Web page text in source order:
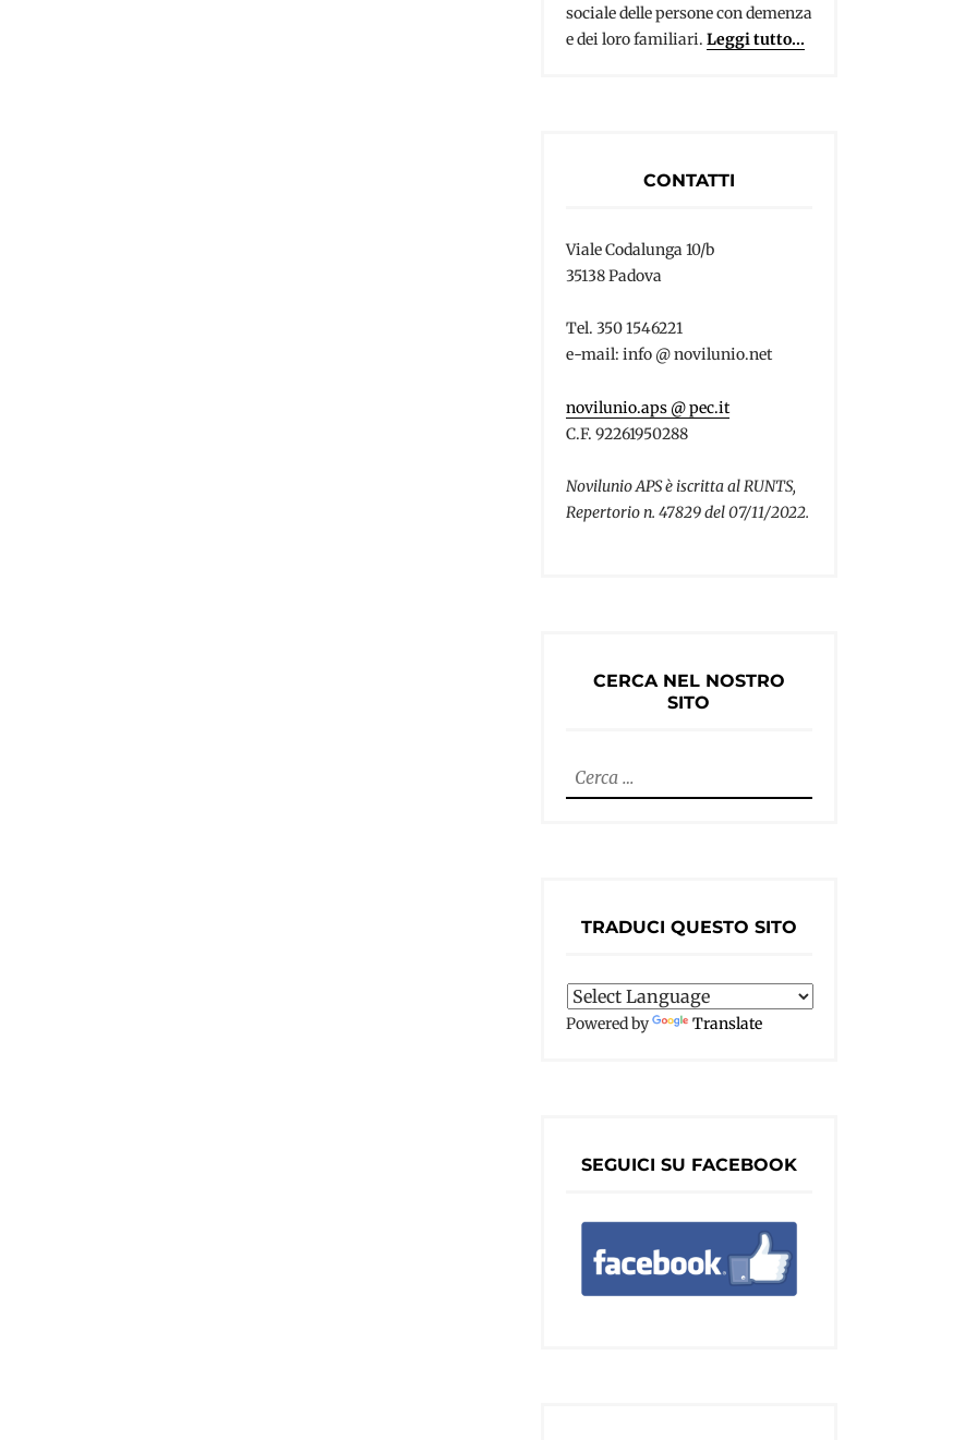
sociale delle persone con demenza
e dei loro familiari. Leggi tutto...
CONTATTI
Viale Codalunga 10/b
35138 Padova
Tel. 350 1546221
e-mail: info @ novilunio.net
novilunio.aps @ pec.it
C.F. 92261950288
Novilunio APS è iscritta al RUNTS,
Repertorio n. 47829 del 07/11/2022.
CERCA NEL NOSTRO
SITO
Ricerca
per:
TRADUCI QUESTO SITO
Powered by Translate
SEGUICI SU FACEBOOK